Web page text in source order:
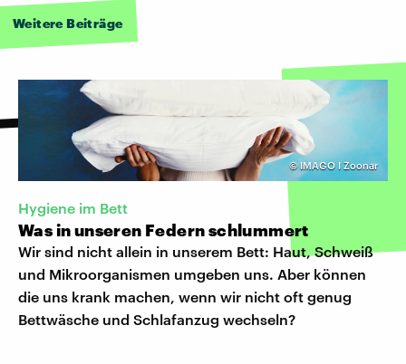
Weitere Beiträge
© IMAGO I Zoonar
Hygiene im Bett
Was in unseren Federn schlummert
Wir sind nicht allein in unserem Bett: Haut, Schweiß
und Mikroorganismen umgeben uns. Aber können
die uns krank machen, wenn wir nicht oft genug
Bettwäsche und Schlafanzug wechseln?